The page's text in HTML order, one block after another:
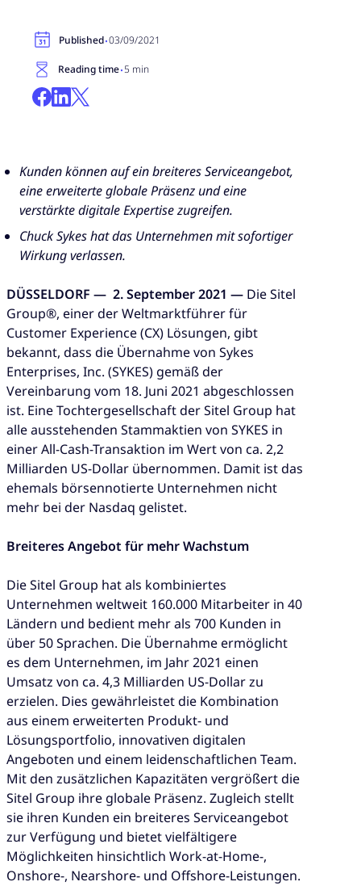
Published·03/09/2021
Reading time·5 min
Kunden können auf ein breiteres Serviceangebot,
eine erweiterte globale Präsenz und eine
verstärkte digitale Expertise zugreifen.
Chuck Sykes hat das Unternehmen mit sofortiger
Wirkung verlassen.
DÜSSELDORF — 2. September 2021 — Die​ Sitel
Group®, einer der Weltmarktführer für
Customer Experience (CX) Lösungen, gibt
bekannt, dass die Übernahme von Sykes
Enterprises, Inc. (SYKES) gemäß der
Vereinbarung vom 18. Juni 2021 abgeschlossen
ist. Eine Tochtergesellschaft der Sitel Group hat
alle ausstehenden Stammaktien von SYKES in
einer All-Cash-Transaktion im Wert von ca. 2,2
Milliarden US-Dollar übernommen. Damit ist das
ehemals börsennotierte Unternehmen nicht
mehr bei der Nasdaq gelistet.
Breiteres Angebot für mehr Wachstum
Die Sitel Group hat als kombiniertes
Unternehmen weltweit 160.000 Mitarbeiter in 40
Ländern und bedient mehr als 700 Kunden in
über 50 Sprachen. Die Übernahme ermöglicht
es dem Unternehmen, im Jahr 2021 einen
Umsatz von ca. 4,3 Milliarden US-Dollar zu
erzielen. Dies gewährleistet die Kombination
aus einem erweiterten Produkt- und
Lösungsportfolio, innovativen digitalen
Angeboten und einem leidenschaftlichen Team.
Mit den zusätzlichen Kapazitäten vergrößert die
Sitel Group ihre globale Präsenz. Zugleich stellt
sie ihren Kunden ein breiteres Serviceangebot
zur Verfügung und bietet vielfältigere
Möglichkeiten hinsichtlich Work-at-Home-,
Onshore-, Nearshore- und Offshore-Leistungen.